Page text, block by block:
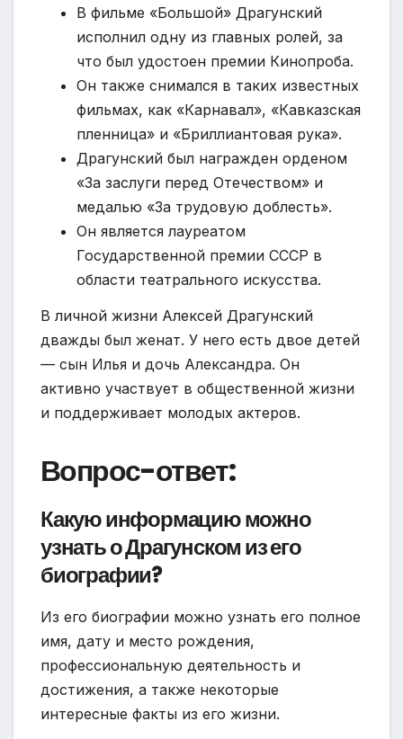
В фильме «Большой» Драгунский
исполнил одну из главных ролей, за
что был удостоен премии Кинопроба.
Он также снимался в таких известных
фильмах, как «Карнавал», «Кавказская
пленница» и «Бриллиантовая рука».
Драгунский был награжден орденом
«За заслуги перед Отечеством» и
медалью «За трудовую доблесть».
Он является лауреатом
Государственной премии СССР в
области театрального искусства.
В личной жизни Алексей Драгунский
дважды был женат. У него есть двое детей
— сын Илья и дочь Александра. Он
активно участвует в общественной жизни
и поддерживает молодых актеров.
Вопрос-ответ:
Какую информацию можно
узнать о Драгунском из его
биографии?
Из его биографии можно узнать его полное
имя, дату и место рождения,
профессиональную деятельность и
достижения, а также некоторые
интересные факты из его жизни.